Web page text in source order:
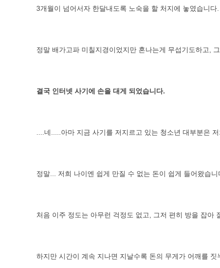
3개월이 넘어서자 한달내도록 노숙을 할 처지에 놓였습니다.
정말 배가고파 미칠지경이었지만 혼나는게 무섭기도하고,
결국 인터넷 사기에 손을 대게 되었습니다.
....네.....아마 지금 사기를 저지르고 있는 청소년 대부분은
정말... 저희 나이엔 쉽게 만질 수 없는 돈이 쉽게 들어왔습니
처음 이주 정도는 아무런 걱정도 없고, 그저 편히 방을 잡아
하지만 시간이 계속 지나면 지날수록 돈의 무게가 어깨를 짓